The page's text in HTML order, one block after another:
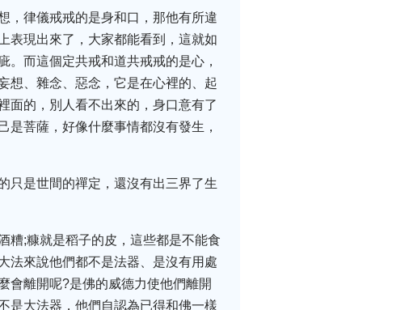
，律儀戒戒的是身和口，那他有所違
表現出來了，大家都能看到，這就如
而這個定共戒和道共戒戒的是心，
想、雜念、惡念，它是在心裡的、起
面的，別人看不出來的，身口意有了
菩薩，好像什麼事情都沒有發生，
只是世間的禪定，還沒有出三界了生
糟;糠就是稻子的皮，這些都是不能食
法來說他們都不是法器、是沒有用處
會離開呢?是佛的威德力使他們離開
是大法器，他們自認為已得和佛一樣